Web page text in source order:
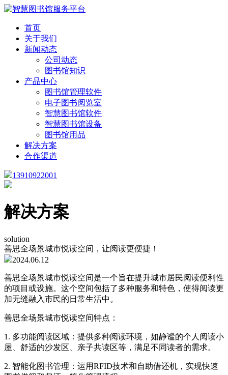
首页
关于我们
新闻动态
公司动态
图书馆知识
产品中心
图书馆管理软件
电子图书阅览室
智慧图书馆软件
智慧图书馆设备
图书馆用品
解决方案
合作渠道
13910922001
解决方案
solution
善思全场景城市悦读空间，让阅读更便捷！
2024.06.12
善思全场景城市悦读空间是一个旨在提升城市居民阅读便利性
的项目或设施。这个空间包括了多种服务和特色，使得阅读更
加无缝融入市民的日常生活中。
善思全场景城市悦读空间特点：
1. 多功能阅读区域：提供多种阅读环境，如静谧的个人阅读小
屋、舒适的沙发区、亲子共读区等，满足不同读者的需求。
2. 智能化图书管理：运用RFID技术和自助借还机，实现快速